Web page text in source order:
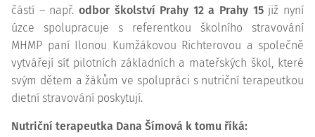
částí – např. odbor školství Prahy 12 a Prahy 15již nyní
úzce spolupracuje s referentkou školního stravování
MHMP paní Ilonou Kumžákovou Richterovou a společně
vytvářejí síť pilotních základních a mateřských škol, které
svým dětem a žákům ve spolupráci s nutriční terapeutkou
dietní stravování poskytují.
Nutriční terapeutka Dana Šímová k tomu říká: